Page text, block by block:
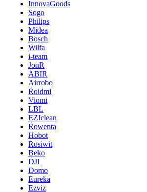
InnovaGoods
Sogo
Philips
Midea
Bosch
Wilfa
i-team
JonR
ABIR
Airrobo
Roidmi
Viomi
LBL
EZIclean
Rowenta
Hobot
Rosiwit
Beko
DJI
Domo
Eureka
Ezviz